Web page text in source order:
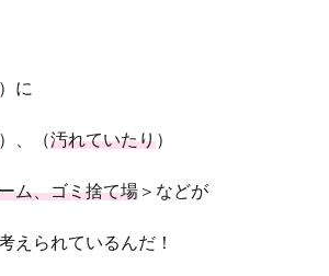
）に
）、（汚れていたり）
ム、ゴミ捨て場 ＞などが
えられているんだ！